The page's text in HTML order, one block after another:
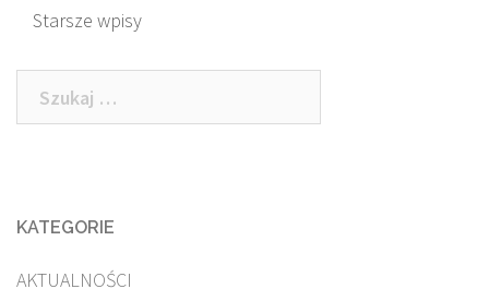
Nawigacja
po
wpisach
Starsze wpisy
Szukaj:
KATEGORIE
AKTUALNOŚCI